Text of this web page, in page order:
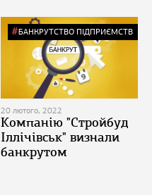
БАНКРУТСТВО ПІДПРИЄМСТВ
20 лютого, 2022
Компанію "Стройбуд
Іллічівськ" визнали
банкрутом